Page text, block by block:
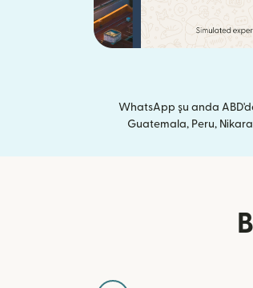
WhatsApp şu anda
Guatemala, Peru,